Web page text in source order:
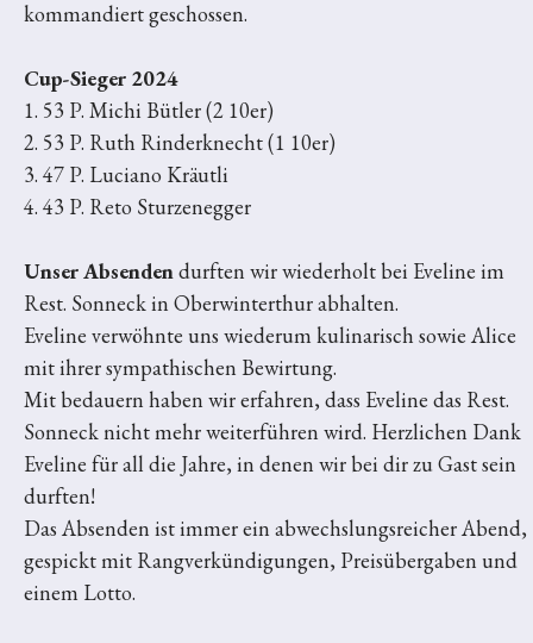
kommandiert geschossen.
Cup-Sieger 2024
1. 53 P. Michi Bütler (2 10er)
2. 53 P. Ruth Rinderknecht (1 10er)
3. 47 P. Luciano Kräutli
4. 43 P. Reto Sturzenegger
Unser Absendendurften wir wiederholt bei Eveline im
Rest. Sonneck in Oberwinterthur abhalten.
Eveline verwöhnte uns wiederum kulinarisch sowie Alice
mit ihrer sympathischen Bewirtung.
Mit bedauern haben wir erfahren, dass Eveline das Rest.
Sonneck nicht mehr weiterführen wird. Herzlichen Dank
Eveline für all die Jahre, in denen wir bei dir zu Gast sein
durften!
Das Absenden ist immer ein abwechslungsreicher Abend,
gespickt mit Rangverkündigungen, Preisübergaben und
einem Lotto.